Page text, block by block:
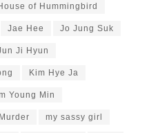
of Hummingbird
Jae Hee Jo Jung Suk
Ji Hyun
Kim Hye Ja
Young Min
my sassy girl